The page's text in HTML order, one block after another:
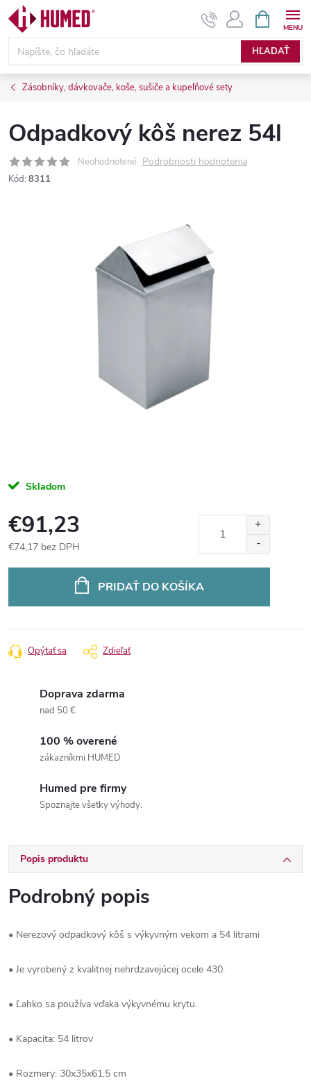
Prejsť
obsah
HĽADAŤ
KOŠÍK
Zásobníky, dávkovače, koše, sušiče a kupeľňové sety
Odpadkový kôš nerez 54l
Neohodnotené Podrobnosti hodnotenia
Kód: 8311
Skladom
€91,23
€74,17 bez DPH
PRIDAŤ DO KOŠÍKA
Opýtať sa Zdieľať
Doprava zdarma
nad 50 €
100 % overené
zákazníkmi HUMED
Humed pre firmy
Spoznajte všetky výhody.
Popis produktu
Podrobný popis
• Nerezový odpadkový kôš s výkyvným vekom a 54 litrami
• Je vyrobený z kvalitnej nehrdzavejúcej ocele 430.
• Ľahko sa používa vďaka výkyvnému krytu.
• Kapacita: 54 litrov
• Rozmery: 30x35x61,5 cm